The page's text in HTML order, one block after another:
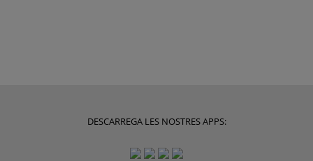
DESCARREGA LES NOSTRES APPS: